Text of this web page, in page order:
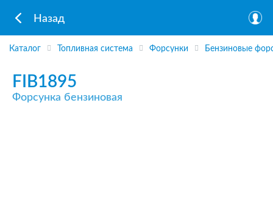
Назад
Каталог Топливная система Форсунки Бензиновые
FIB1895
Форсунка бензиновая